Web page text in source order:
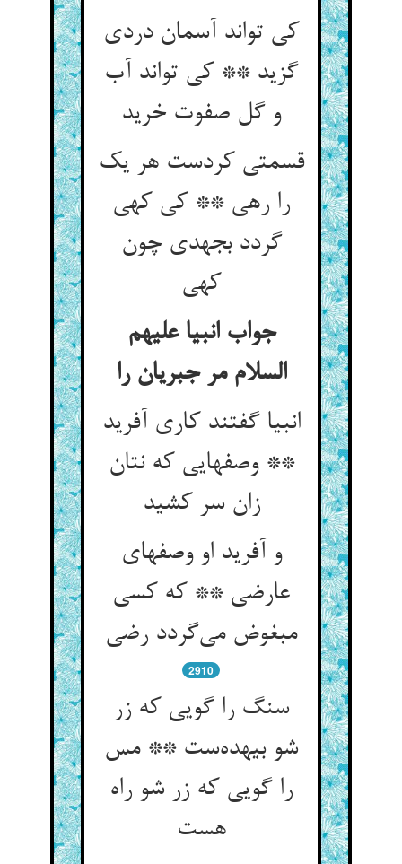
کی تواند آسمان دردی
گزید ** کی تواند آب
و گل صفوت خرید
قسمتی کردست هر یک
را رهی ** کی کهی
گردد بجهدی چون
کهی
جواب انبیا علیهم
السلام مر جبریان را
انبیا گفتند کاری آفرید
** وصفهایی که نتان
زان سر کشید
و آفرید او وصفهای
عارضی ** که کسی
مبغوض می‌گردد رضی
2910
سنگ را گویی که زر
شو بیهده‌ست ** مس
را گویی که زر شو راه
هست